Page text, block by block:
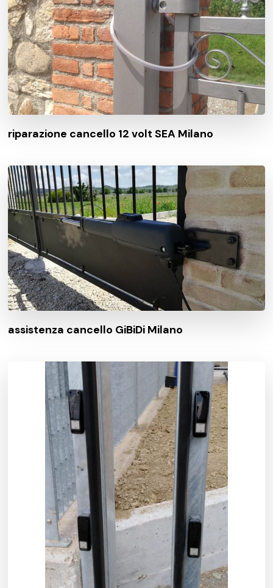
riparazione cancello 12 volt SEA Milano
assistenza cancello GiBiDi Milano